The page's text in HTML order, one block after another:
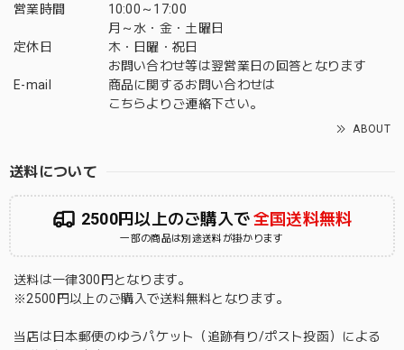
営業時間
10:00～17:00
月～水・金・土曜日
定休日
木・日曜・祝日
お問い合わせ等は翌営業日の回答となります
E-mail
商品に関するお問い合わせは
こちらよりご連絡下さい。
ABOUT
送料について
2500円以上のご購入で全国送料無料
一部の商品は別途送料が掛かります
送料は一律300円となります。
※2500円以上のご購入で送料無料となります。
当店は日本郵便のゆうパケット（追跡有り/ポスト投函）による